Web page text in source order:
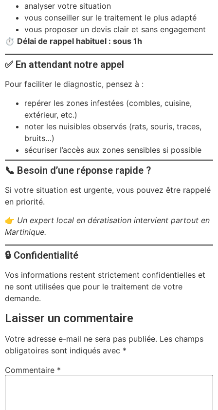
analyser votre situation
vous conseiller sur le traitement le plus adapté
vous proposer un devis clair et sans engagement
⏱️ Délai de rappel habituel : sous 1h
✅ En attendant notre appel
Pour faciliter le diagnostic, pensez à :
repérer les zones infestées (combles, cuisine,
extérieur, etc.)
noter les nuisibles observés (rats, souris, traces,
bruits…)
sécuriser l’accès aux zones sensibles si possible
📞 Besoin d’une réponse rapide ?
Si votre situation est urgente, vous pouvez être rappelé
en priorité.
👉 Un expert local en dératisation intervient partout en
Martinique.
🔒 Confidentialité
Vos informations restent strictement confidentielles et
ne sont utilisées que pour le traitement de votre
demande.
Laisser un commentaire
Votre adresse e-mail ne sera pas publiée. Les champs
obligatoires sont indiqués avec *
Commentaire *